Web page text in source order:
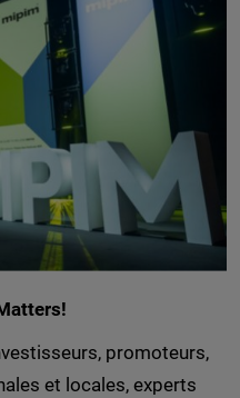
promoteurs,
et locales, experts